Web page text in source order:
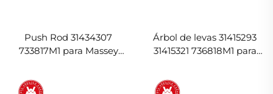
Push Rod 31434307
733817M1 para Massey
Árbol de levas 31415293
31415321 736818M1 para